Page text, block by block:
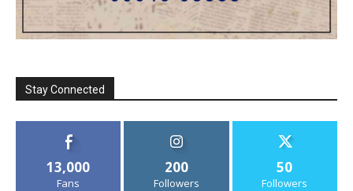
Stay Connected
13,000
Fans
200
Followers
50
Followers